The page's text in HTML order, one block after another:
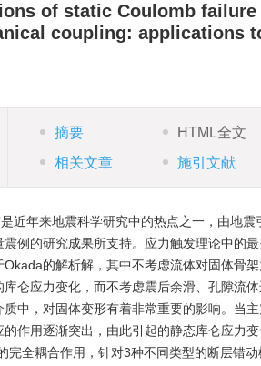
of static Coulomb
coupling: applications
摘要 HTML全文
相关文章
施引文献
是近年来地震科学研究中的热点之一，由地
震例的研究成果所支持。应力触发理论中的
Okada的解析解，其中不考虑流体对固体骨
库仑应力变化，而不考虑震后余滑、孔隙流
中，对固体变形有着非常重要的影响。当
的作用逐渐突出，由此引起的静态库仑应力
完全耦合作用，针对3种不同类型的断层错